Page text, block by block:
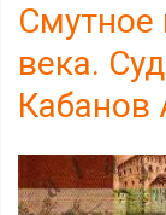
Смутное
века.
Кабанов